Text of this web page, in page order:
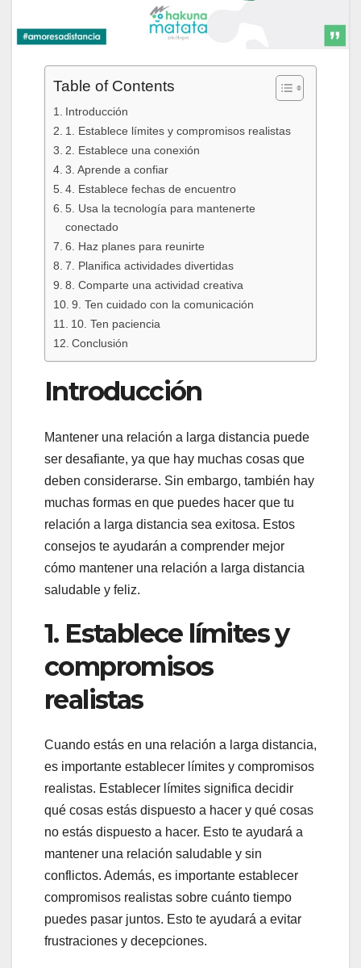
Table of Contents
Introducción
1. Establece límites y compromisos realistas
2. Establece una conexión
3. Aprende a confiar
4. Establece fechas de encuentro
5. Usa la tecnología para mantenerte
conectado
6. Haz planes para reunirte
7. Planifica actividades divertidas
8. Comparte una actividad creativa
9. Ten cuidado con la comunicación
10. Ten paciencia
Conclusión
Introducción
Mantener una relación a larga distancia puede
ser desafiante, ya que hay muchas cosas que
deben considerarse. Sin embargo, también hay
muchas formas en que puedes hacer que tu
relación a larga distancia sea exitosa. Estos
consejos te ayudarán a comprender mejor
cómo mantener una relación a larga distancia
saludable y feliz.
1. Establece límites y
compromisos
realistas
Cuando estás en una relación a larga distancia,
es importante establecer límites y compromisos
realistas. Establecer límites significa decidir
qué cosas estás dispuesto a hacer y qué cosas
no estás dispuesto a hacer. Esto te ayudará a
mantener una relación saludable y sin
conflictos. Además, es importante establecer
compromisos realistas sobre cuánto tiempo
puedes pasar juntos. Esto te ayudará a evitar
frustraciones y decepciones.